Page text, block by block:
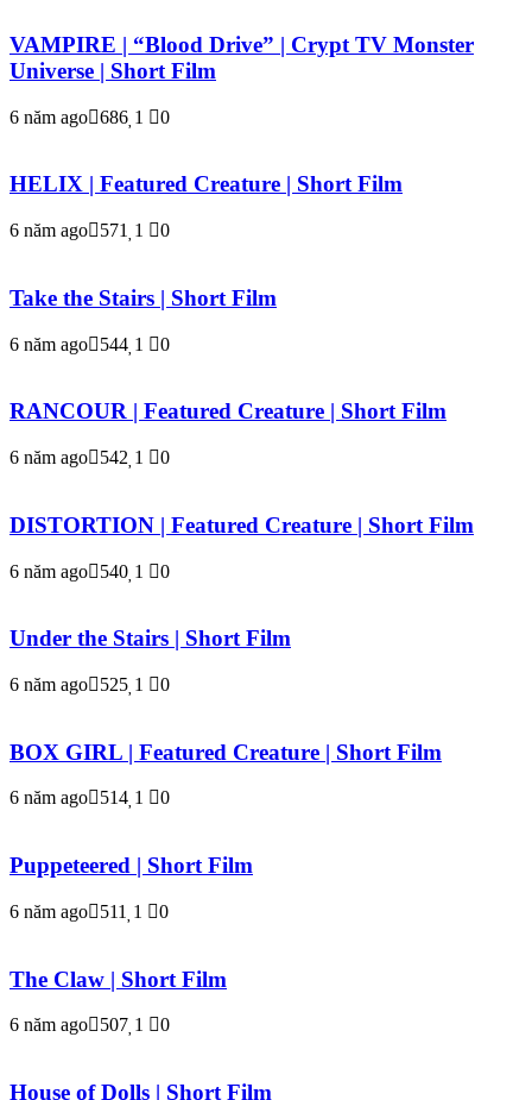
VAMPIRE | “Blood Drive” | Crypt TV Monster
Universe | Short Film
6 năm ago 686 1 0
HELIX | Featured Creature | Short Film
6 năm ago 571 1 0
Take the Stairs | Short Film
6 năm ago 544 1 0
RANCOUR | Featured Creature | Short Film
6 năm ago 542 1 0
DISTORTION | Featured Creature | Short Film
6 năm ago 540 1 0
Under the Stairs | Short Film
6 năm ago 525 1 0
BOX GIRL | Featured Creature | Short Film
6 năm ago 514 1 0
Puppeteered | Short Film
6 năm ago 511 1 0
The Claw | Short Film
6 năm ago 507 1 0
House of Dolls | Short Film